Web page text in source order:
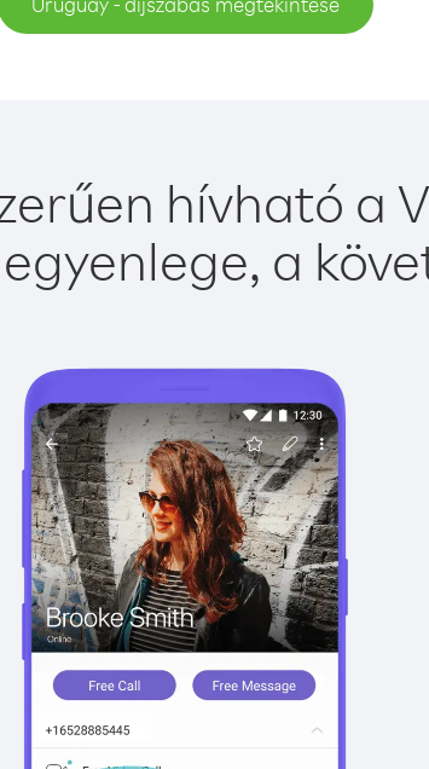
hívható a
a